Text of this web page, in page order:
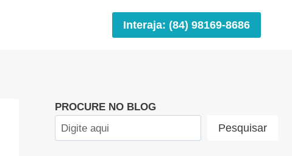
Interaja: (84) 98169-8686
PROCURE NO BLOG
Pesquisar